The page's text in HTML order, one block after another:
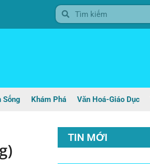
Sống Khám Phá Văn Hoá-Giáo Dục
TIN MỚI